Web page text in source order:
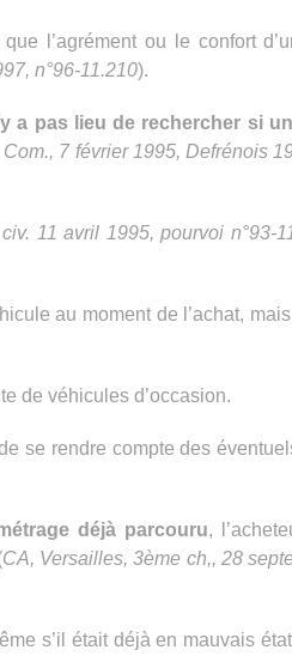
l’agrément ou le confort
n°96-11.210).
a pas lieu de rechercher si
Com., 7 février 1995, Defrénois
11 avril 1995, pourvoi n°93-
au moment de l’achat,
de véhicules d’occasion.
se rendre compte des
déjà parcouru,
CA, Versailles, 3ème ch,, 28
s’il était déjà en mauvais